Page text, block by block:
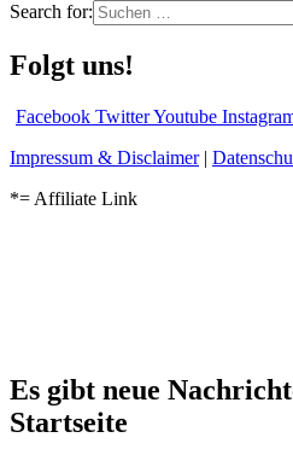
Search for:
Folgt uns!
Facebook TwitterYoutube
Impressum & Disclaimer|
*= Affiliate Link
Es gibt neue
Startseite